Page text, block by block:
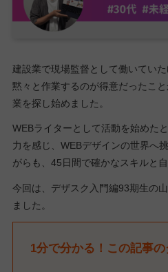
建設業で現場監督として働いてい
黙々と作業するのが得意だったこ
業を探し始めました。
WEBライターとして活動を始めた
力を感じ、WEBデザインの世界へ
がらも、45日間で確かなスキルと
今回は、デザスク入門編93期生の
ました。
1分で分かる！この記事の